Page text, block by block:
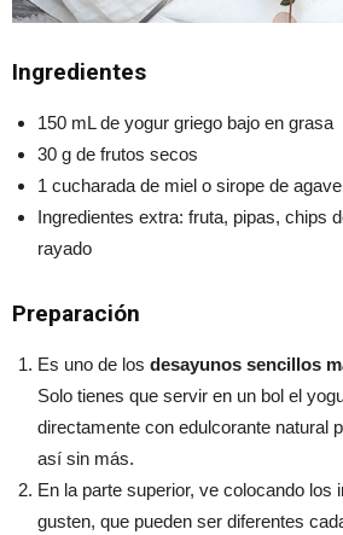
Ingredientes
150 mL de yogur griego bajo en grasa
30 g de frutos secos
1 cucharada de miel o sirope de agave
Ingredientes extra: fruta, pipas, chips
rayado
Preparación
Es uno de los desayunos sencillos
Solo tienes que servir en un bol el
directamente con edulcorante natural
así sin más.
En la parte superior, ve colocando los
gusten, que pueden ser diferentes